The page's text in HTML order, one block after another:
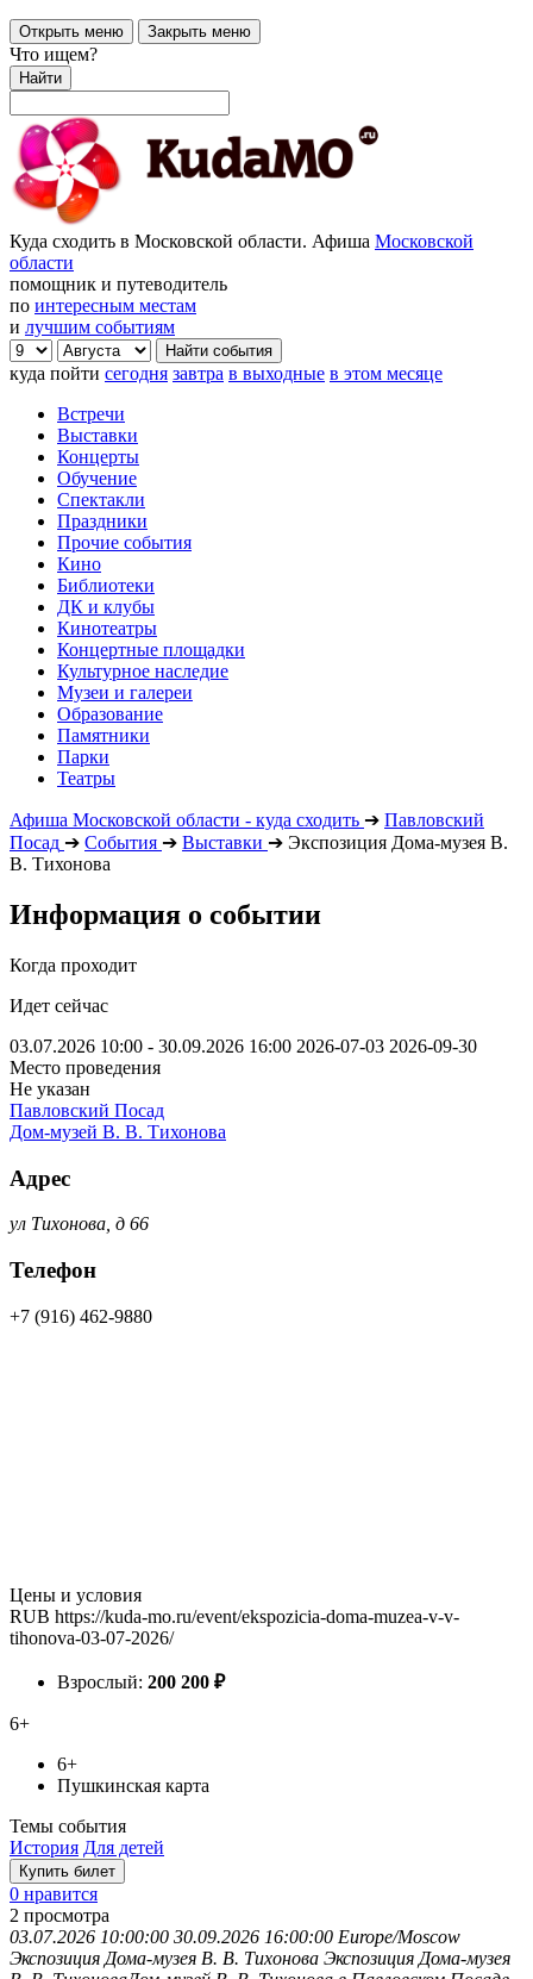
Открыть меню Закрыть меню
Что ищем?
Найти
Куда сходить в Московской области. Афиша Московской
области
помощник и путеводитель
по интересным местам
и лучшим событиям
куда пойти сегодня завтра в выходные в этом месяце
Встречи
Выставки
Концерты
Обучение
Спектакли
Праздники
Прочие события
Кино
Библиотеки
ДК и клубы
Кинотеатры
Концертные площадки
Культурное наследие
Музеи и галереи
Образование
Памятники
Парки
Театры
Афиша Московской области - куда сходить ➔ Павловский
Посад ➔ События ➔ Выставки ➔ Экспозиция Дома-музея В.
В. Тихонова
Информация о событии
Когда проходит
Идет сейчас
03.07.2026 10:00 - 30.09.2026 16:00 2026-07-03 2026-09-30
Место проведения
Не указан
Павловский Посад
Дом-музей В. В. Тихонова
Адрес
ул Тихонова, д 66
Телефон
+7 (916) 462-9880
Цены и условия
RUB https://kuda-mo.ru/event/ekspozicia-doma-muzea-v-v-
tihonova-03-07-2026/
Взрослый: 200 200 ₽
6+
6+
Пушкинская карта
Темы события
История Для детей
Купить билет
0 нравится
2 просмотра
03.07.2026 10:00:00 30.09.2026 16:00:00 Europe/Moscow
Экспозиция Дома-музея В. В. Тихонова Экспозиция Дома-музея